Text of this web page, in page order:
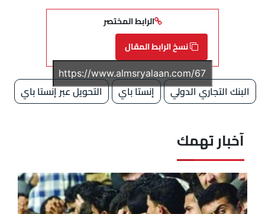
الرابط المختصر
نسخ الرابط المقال
البنك التجاري الدولي إنستا باي التحويل عبر إنستا باي
آخبار تهمك